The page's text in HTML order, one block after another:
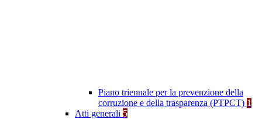
Piano triennale per la prevenzione della
corruzione e della trasparenza (PTPCT) 1
Atti generali 5